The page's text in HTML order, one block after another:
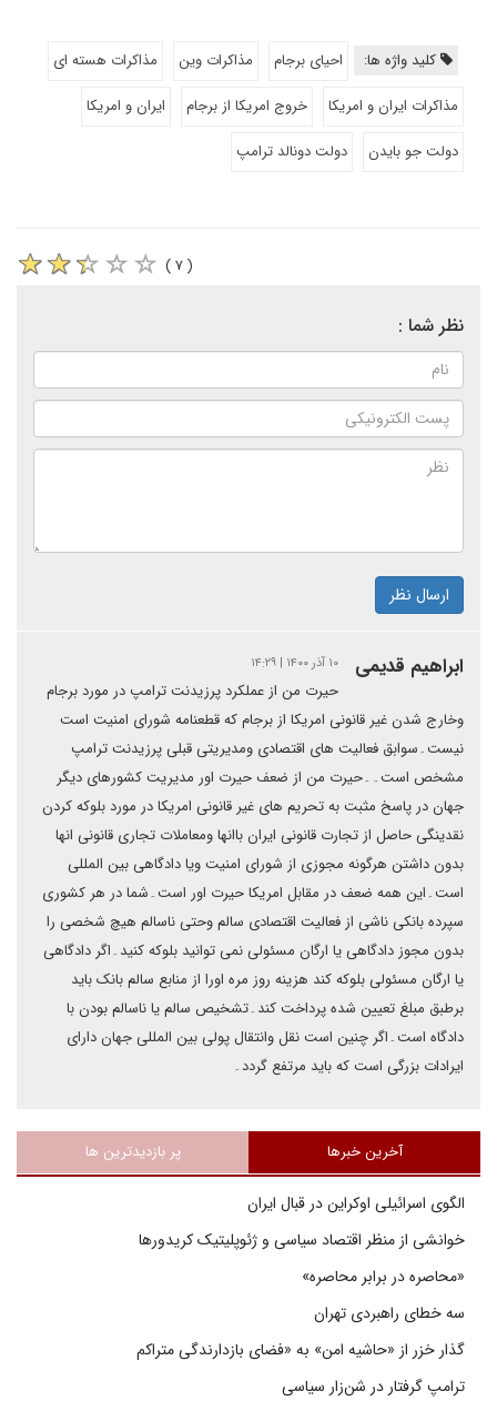
کلید واژه ها: احیای برجام مذاکرات وین
مذاکرات هسته ای
مذاکرات ایران و امریکا
خروج امریکا از برجام
ایران و امریکا
دولت جو بایدن
دولت دونالد ترامپ
( ۷ )
نظر شما :
ارسال نظر
ابراهیم قدیمی ۱۰ آذر ۱۴۰۰ | ۱۴:۲۹
حیرت من از عملکرد پرزیدنت ترامپ در مورد برجام
وخارج شدن غیر قانونی امریکا از برجام که قطعنامه شورای امنیت است
نیست۔سوابق فعالیت های اقتصادی ومدیریتی قبلی پرزیدنت ترامپ
مشخص است۔۔حیرت من از ضعف حیرت اور مدیریت کشورهای دیگر
جهان در پاسخ مثبت به تحریم های غیر قانونی امریکا در مورد بلوکه کردن
نقدینگی حاصل از تجارت قانونی ایران باانها ومعاملات تجاری قانونی انها
بدون داشتن هرگونه مجوزی از شورای امنیت ویا دادگاهی بین المللی
است۔این همه ضعف در مقابل امریکا حیرت اور است۔شما در هر کشوری
سپرده بانکی ناشی از فعالیت اقتصادی سالم وحتی ناسالم هیچ شخصی را
بدون مجوز دادگاهی یا ارگان مسئولی نمی توانید بلوکه کنید۔اگر دادگاهی
یا ارگان مسئولی بلوکه کند هزینه روز مره اورا از منابع سالم بانک باید
برطبق مبلغ تعیین شده پرداخت کند۔تشخیص سالم یا ناسالم بودن با
دادگاه است۔اگر چنین است نقل وانتقال پولی بین المللی جهان دارای
ایرادات بزرگی است که باید مرتفع گردد۔
آخرین خبرها پر بازدیدترین ها
الگوی اسرائیلی اوکراین در قبال ایران
خوانشی از منظر اقتصاد سیاسی و ژئوپلیتیک کریدورها
«محاصره در برابر محاصره»
سه خطای راهبردی تهران
گذار خزر از «حاشیه امن» به «فضای بازدارندگی متراکم
ترامپ گرفتار در شن‌زار سیاسی